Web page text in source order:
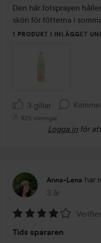
av
5
Den här fotsprayen
skön för fötterna i
1 PRODUKT I INLÄGGET
3 gillar
825 visningar
Logga in för
Anna-Lena har
3 år
Inlägget
4
Tids spararen